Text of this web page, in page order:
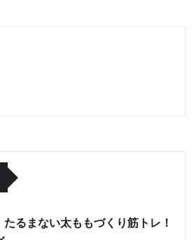
るまない太ももづくり筋トレ！